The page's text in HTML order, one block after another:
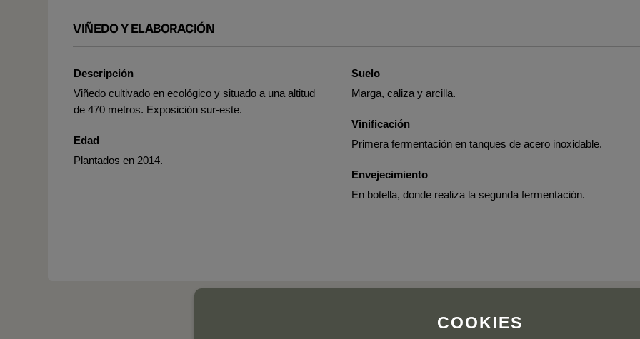
VIÑEDO Y ELABORACIÓN
Descripción
Viñedo cultivado en ecológico y situado a una altitud
de 470 metros. Exposición sur-este.
Edad
Plantados en 2014.
Suelo
Marga, caliza y arcilla.
Vinificación
Primera fermentación en tanques de acero inoxidable.
Envejecimiento
En botella, donde realiza la segunda fermentación.
COOKIES